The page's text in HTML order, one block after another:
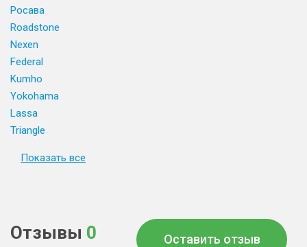
Росава
Roadstone
Nexen
Federal
Kumho
Yokohama
Lassa
Triangle
Показать все
Отзывы 0 Оставить отзыв